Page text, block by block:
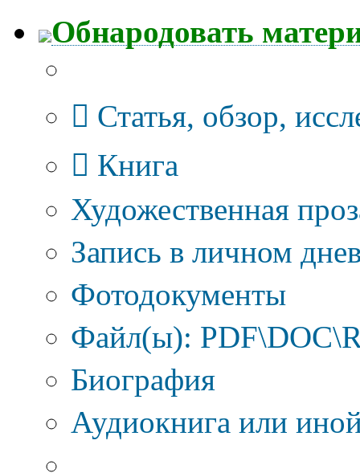
Обнародовать
Статья, обзор,
Книга
Художественная
Запись в личном
Фотодокументы
Файл(ы):
Биография
Аудиокнига или